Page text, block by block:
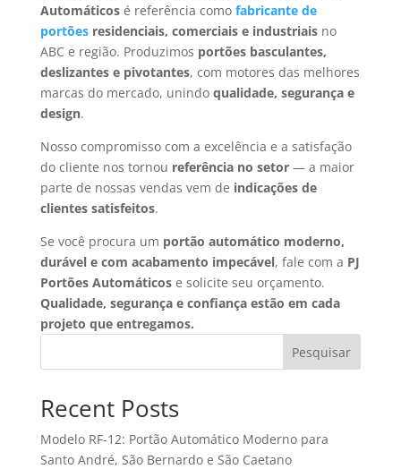
Automáticosé referência como fabricante de
portõesresidenciais, comerciais e industriaisno
ABC e região. Produzimos portões basculantes,
deslizantes e pivotantes, com motores das melhores
marcas do mercado, unindo qualidade, segurança e
design.
Nosso compromisso com a excelência e a satisfação
do cliente nos tornou referência no setor— a maior
parte de nossas vendas vem de indicações de
clientes satisfeitos.
Se você procura um portão automático moderno,
durável e com acabamento impecável, fale com a PJ
Portões Automáticose solicite seu orçamento.
Qualidade, segurança e confiança estão em cada
projeto que entregamos.
Pesquisar
Recent Posts
Modelo RF-12: Portão Automático Moderno para
Santo André, São Bernardo e São Caetano